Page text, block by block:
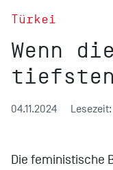
Türkei
Wenn
04.11.2024
Die feministische